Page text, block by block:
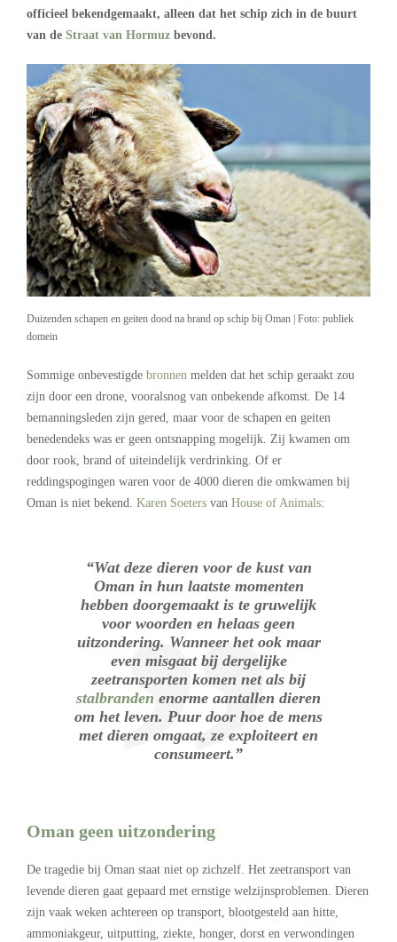
officieel bekendgemaakt, alleen dat het schip zich in de buurt
van de Straat van Hormuz bevond.
Duizenden schapen en geiten dood na brand op schip bij Oman | Foto: publiek
domein
Sommige onbevestigde bronnen melden dat het schip geraakt zou
zijn door een drone, vooralsnog van onbekende afkomst. De 14
bemanningsleden zijn gered, maar voor de schapen en geiten
benedendeks was er geen ontsnapping mogelijk. Zij kwamen om
door rook, brand of uiteindelijk verdrinking. Of er
reddingspogingen waren voor de 4000 dieren die omkwamen bij
Oman is niet bekend. Karen Soeters van House of Animals:
“Wat deze dieren voor de kust van
Oman in hun laatste momenten
hebben doorgemaakt is te gruwelijk
voor woorden en helaas geen
uitzondering. Wanneer het ook maar
even misgaat bij dergelijke
zeetransporten komen net als bij
stalbranden enorme aantallen dieren
om het leven. Puur door hoe de mens
met dieren omgaat, ze exploiteert en
consumeert.”
Oman geen uitzondering
De tragedie bij Oman staat niet op zichzelf. Het zeetransport van
levende dieren gaat gepaard met ernstige welzijnsproblemen. Dieren
zijn vaak weken achtereen op transport, blootgesteld aan hitte,
ammoniakgeur, uitputting, ziekte, honger, dorst en verwondingen